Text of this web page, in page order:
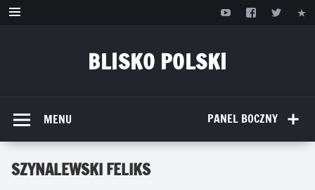
Przejdź
BLISKO POLSKI
PANEL BOCZNY
MENU
SZYNALEWSKI FELIKS